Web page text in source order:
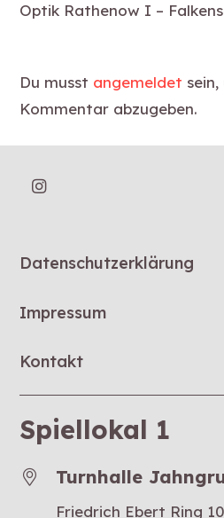
Optik Rathenow I –
Du musst angemeldet
Kommentar abzugeben.
Datenschutzerklärung
Impressum
Kontakt
Spiellokal 1
Turnhalle
Friedrich Ebert Ring